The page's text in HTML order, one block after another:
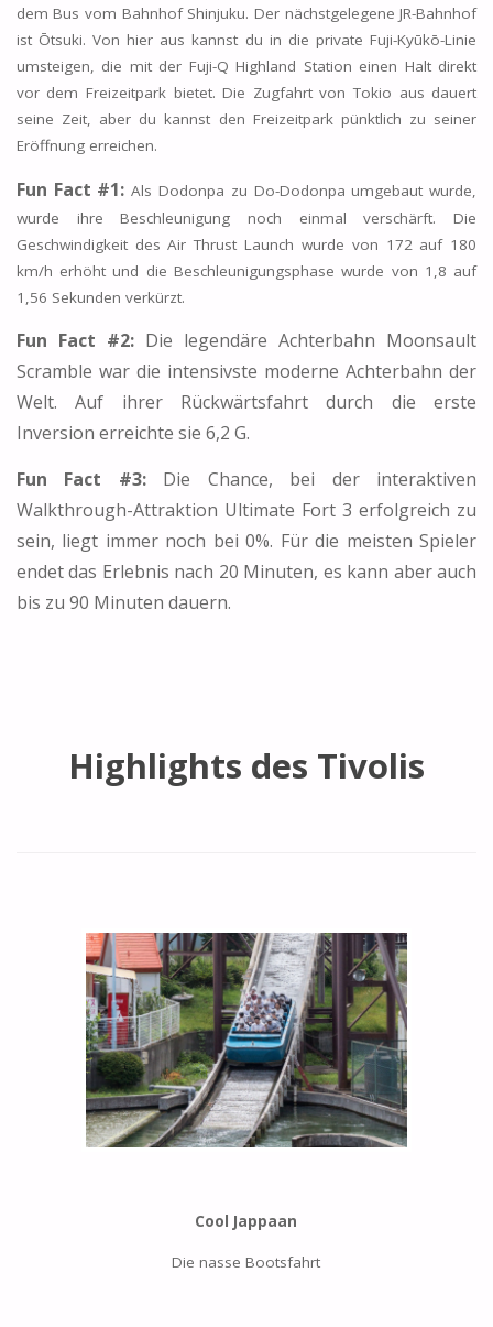
dem Bus vom Bahnhof Shinjuku. Der nächstgelegene JR-Bahnhof
ist Ōtsuki. Von hier aus kannst du in die private Fuji-Kyūkō-Linie
umsteigen, die mit der Fuji-Q Highland Station einen Halt direkt
vor dem Freizeitpark bietet. Die Zugfahrt von Tokio aus dauert
seine Zeit, aber du kannst den Freizeitpark pünktlich zu seiner
Eröffnung erreichen.
Fun Fact #1: Als Dodonpa zu Do-Dodonpa umgebaut wurde,
wurde ihre Beschleunigung noch einmal verschärft. Die
Geschwindigkeit des Air Thrust Launch wurde von 172 auf 180
km/h erhöht und die Beschleunigungsphase wurde von 1,8 auf
1,56 Sekunden verkürzt.
Fun Fact #2: Die legendäre Achterbahn Moonsault
Scramble war die intensivste moderne Achterbahn der
Welt. Auf ihrer Rückwärtsfahrt durch die erste
Inversion erreichte sie 6,2 G.
Fun Fact #3:Die Chance, bei der interaktiven
Walkthrough-Attraktion Ultimate Fort 3 erfolgreich zu
sein, liegt immer noch bei 0%. Für die meisten Spieler
endet das Erlebnis nach 20 Minuten, es kann aber auch
bis zu 90 Minuten dauern.
Highlights des Tivolis
Cool Jappaan
Die nasse Bootsfahrt